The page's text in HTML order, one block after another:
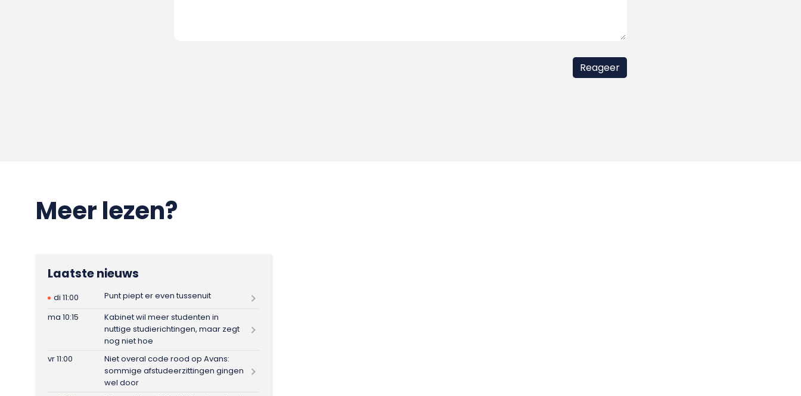
Meer lezen?
Laatste nieuws
di 11:00
Punt piept er even tussenuit
ma 10:15
Kabinet wil meer studenten in
nuttige studierichtingen, maar zegt
nog niet hoe
vr 11:00
Niet overal code rood op Avans:
sommige afstudeerzittingen gingen
wel door